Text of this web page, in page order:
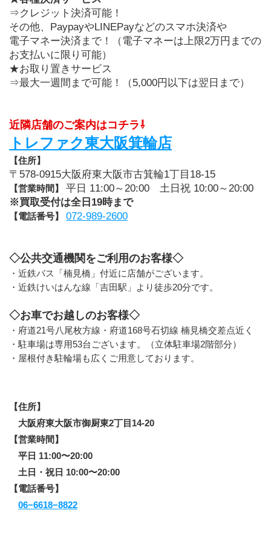
⇒クレジット決済可能！
その他、PaypayやLINEPayなどのスマホ決済や
電子マネー決済まで！（電子マネーは上限2万円までの
お支払いに限り可能）
★お取り置きサービス
⇒最大一週間まで可能！（5,000円以下は翌日まで）
近隣店舗のご案内はコチラ⇩
トレファク東大阪箕輪店
【住所】
〒578-0915大阪府東大阪市古箕輪1丁目18-15
【営業時間】 平日 11:00～20:00　土日祝 10:00～20:00
※買取受付は全日19時まで
【電話番号】 072-989-2600
◇公共交通機関をご利用のお客様◇
・近鉄バス「楠見橋」付近に店舗がございます。
・近鉄けいはんな線「吉田駅」より徒歩20分です。
◇お車でお越しのお客様◇
・府道21号八尾枚方線・府道168号石切線 楠見橋交差点近く
・駐車場は専用53台ございます。（立体駐車場2階部分）
・屋根付き駐輪場も広くご用意しております。
【住所】
大阪府東大阪市御厨東2丁目14-20
【営業時間】
平日 11:00〜20:00
土日・祝日 10:00〜20:00
【電話番号】
06−6618−8822